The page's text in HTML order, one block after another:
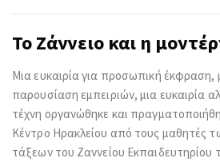
Το Ζάννειο και η
Μια ευκαιρία για προσωπική έκφραση,
παρουσίαση εμπειριών, μια ευκαιρία
τέχνη οργανώθηκε και
Κέντρο Ηρακλείου από τους μαθητές
τάξεων του Ζαννείου Εκπαιδευτηρίου